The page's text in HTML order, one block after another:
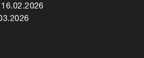
16.02.2026